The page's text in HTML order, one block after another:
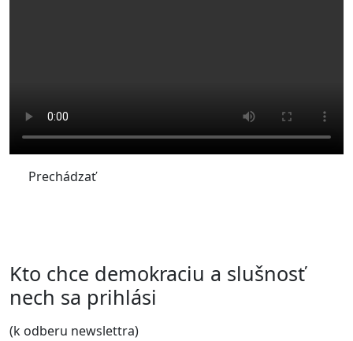
Prechádzať
Kto chce demokraciu a slušnosť
nech sa prihlási
(k odberu newslettra)